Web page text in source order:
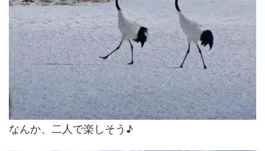
なんか、二人で楽しそう♪